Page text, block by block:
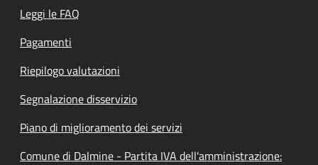
Leggi le FAQ
Pagamenti
Riepilogo valutazioni
Segnalazione disservizio
Piano di miglioramento dei servizi
Comune di Dalmine - Partita IVA dell'amministrazione: